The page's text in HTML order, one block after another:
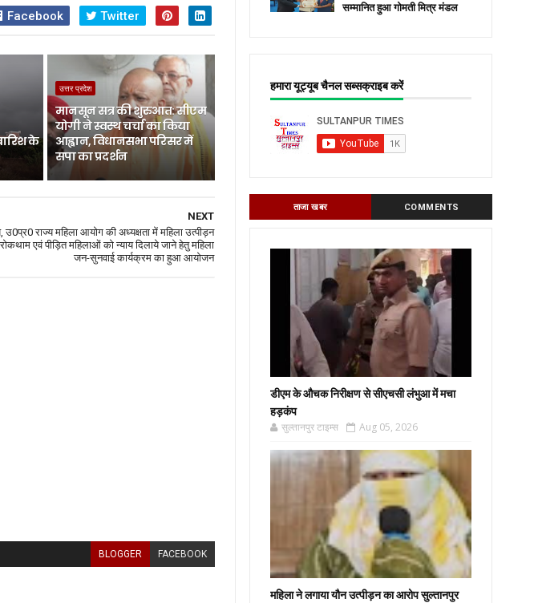
Facebook Twitter
के
उत्तर प्रदेश
मानसून सत्र की शुरुआत: सीएम
योगी ने स्वस्थ चर्चा का किया
आह्वान, विधानसभा परिसर में
सपा का प्रदर्शन
NEXT
उ0प्र0 राज्य महिला आयोग की अध्यक्षता में महिला उत्पीड़न
एवं पीड़ित महिलाओं को न्याय दिलाये जाने हेतु महिला
जन-सुनवाई कार्यक्रम का हुआ आयोजन
BLOGGER FACEBOOK
सम्मानित हुआ गोमती मित्र मंडल
हमारा यूट्यूब चैनल सब्सक्राइब करें
ताजा खबर COMMENTS
डीएम के औचक निरीक्षण से सीएचसी लंभुआ में मचा
हड़कंप
सुल्तानपुर टाइम्स Aug 05, 2026
महिला ने लगाया यौन उत्पीड़न का आरोप सुल्तानपुर